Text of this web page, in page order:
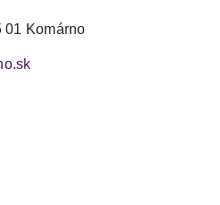
01 Komárno